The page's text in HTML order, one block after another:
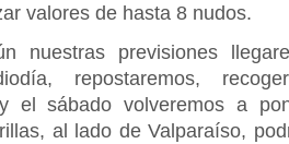
valores de hasta 8 nudos.
nuestras previsiones
repostaremos,
y el sábado volveremos a
al lado de Valparaíso,